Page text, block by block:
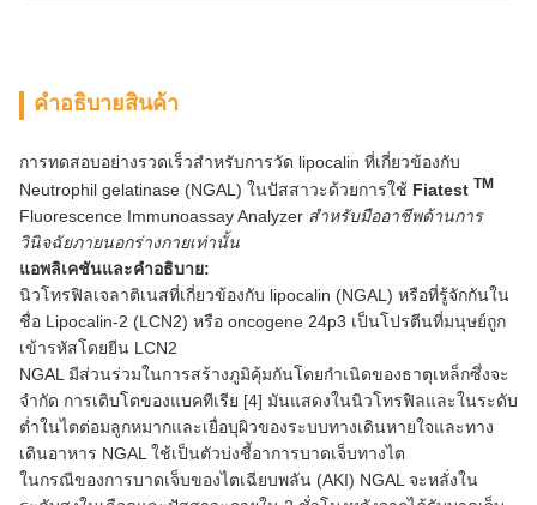
คําอธิบายสินค้า
การทดสอบอย่างรวดเร็วสำหรับการวัด lipocalin ที่เกี่ยวข้องกับ
Neutrophil gelatinase (NGAL) ในปัสสาวะด้วยการใช้ Fiatest TM
Fluorescence Immunoassay Analyzer สำหรับมืออาชีพด้านการ
วินิจฉัยภายนอกร่างกายเท่านั้น
แอพลิเคชันและคำอธิบาย:
นิวโทรฟิลเจลาติเนสที่เกี่ยวข้องกับ lipocalin (NGAL) หรือที่รู้จักกันใน
ชื่อ Lipocalin-2 (LCN2) หรือ oncogene 24p3 ​​เป็นโปรตีนที่มนุษย์ถูก
เข้ารหัสโดยยีน LCN2
NGAL มีส่วนร่วมในการสร้างภูมิคุ้มกันโดยกำเนิดของธาตุเหล็กซึ่งจะ
จำกัด การเติบโตของแบคทีเรีย [4] มันแสดงในนิวโทรฟิลและในระดับ
ต่ำในไตต่อมลูกหมากและเยื่อบุผิวของระบบทางเดินหายใจและทาง
เดินอาหาร NGAL ใช้เป็นตัวบ่งชี้อาการบาดเจ็บทางไต
ในกรณีของการบาดเจ็บของไตเฉียบพลัน (AKI) NGAL จะหลั่งใน